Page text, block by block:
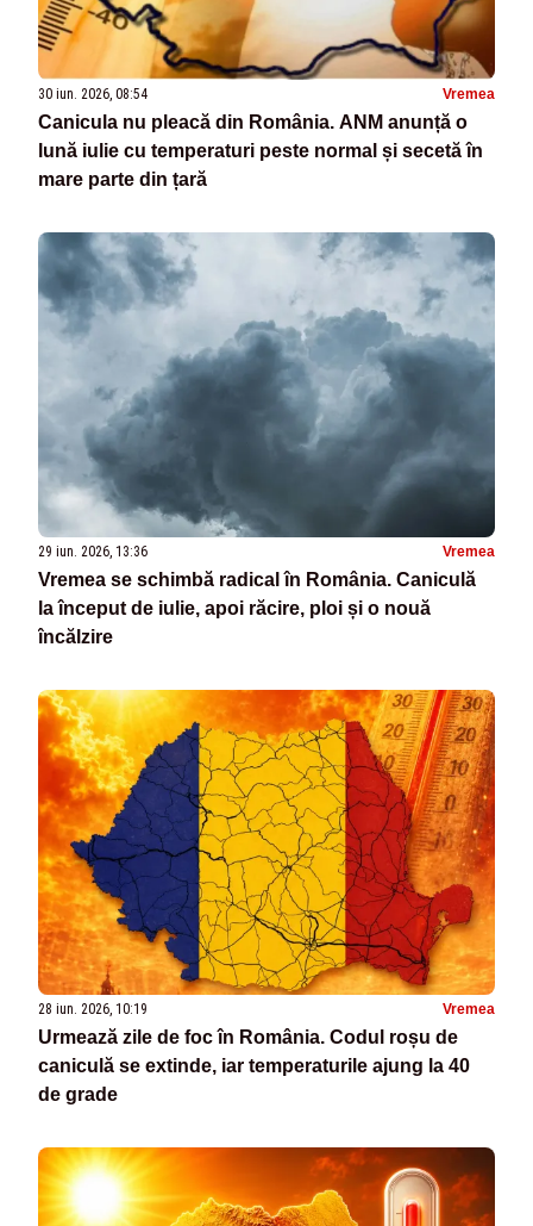
30 iun. 2026, 08:54 Vremea
Canicula nu pleacă din România. ANM anunță o
lună iulie cu temperaturi peste normal și secetă în
mare parte din țară
29 iun. 2026, 13:36 Vremea
Vremea se schimbă radical în România. Caniculă
la început de iulie, apoi răcire, ploi și o nouă
încălzire
28 iun. 2026, 10:19 Vremea
Urmează zile de foc în România. Codul roșu de
caniculă se extinde, iar temperaturile ajung la 40
de grade